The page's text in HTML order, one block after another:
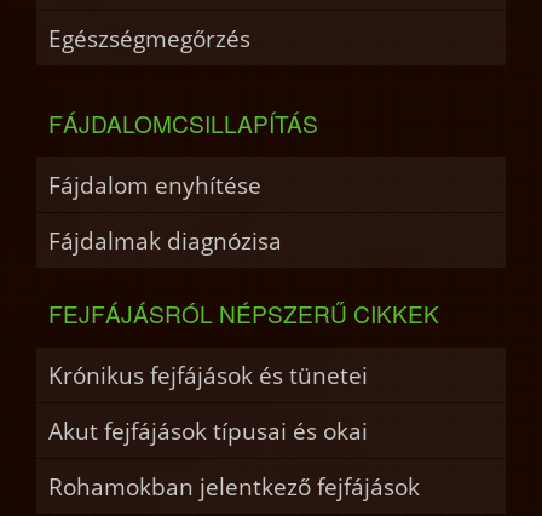
Egészségmegőrzés
FÁJDALOMCSILLAPÍTÁS
Fájdalom enyhítése
Fájdalmak diagnózisa
FEJFÁJÁSRÓL NÉPSZERŰ CIKKEK
Krónikus fejfájások és tünetei
Akut fejfájások típusai és okai
Rohamokban jelentkező fejfájások